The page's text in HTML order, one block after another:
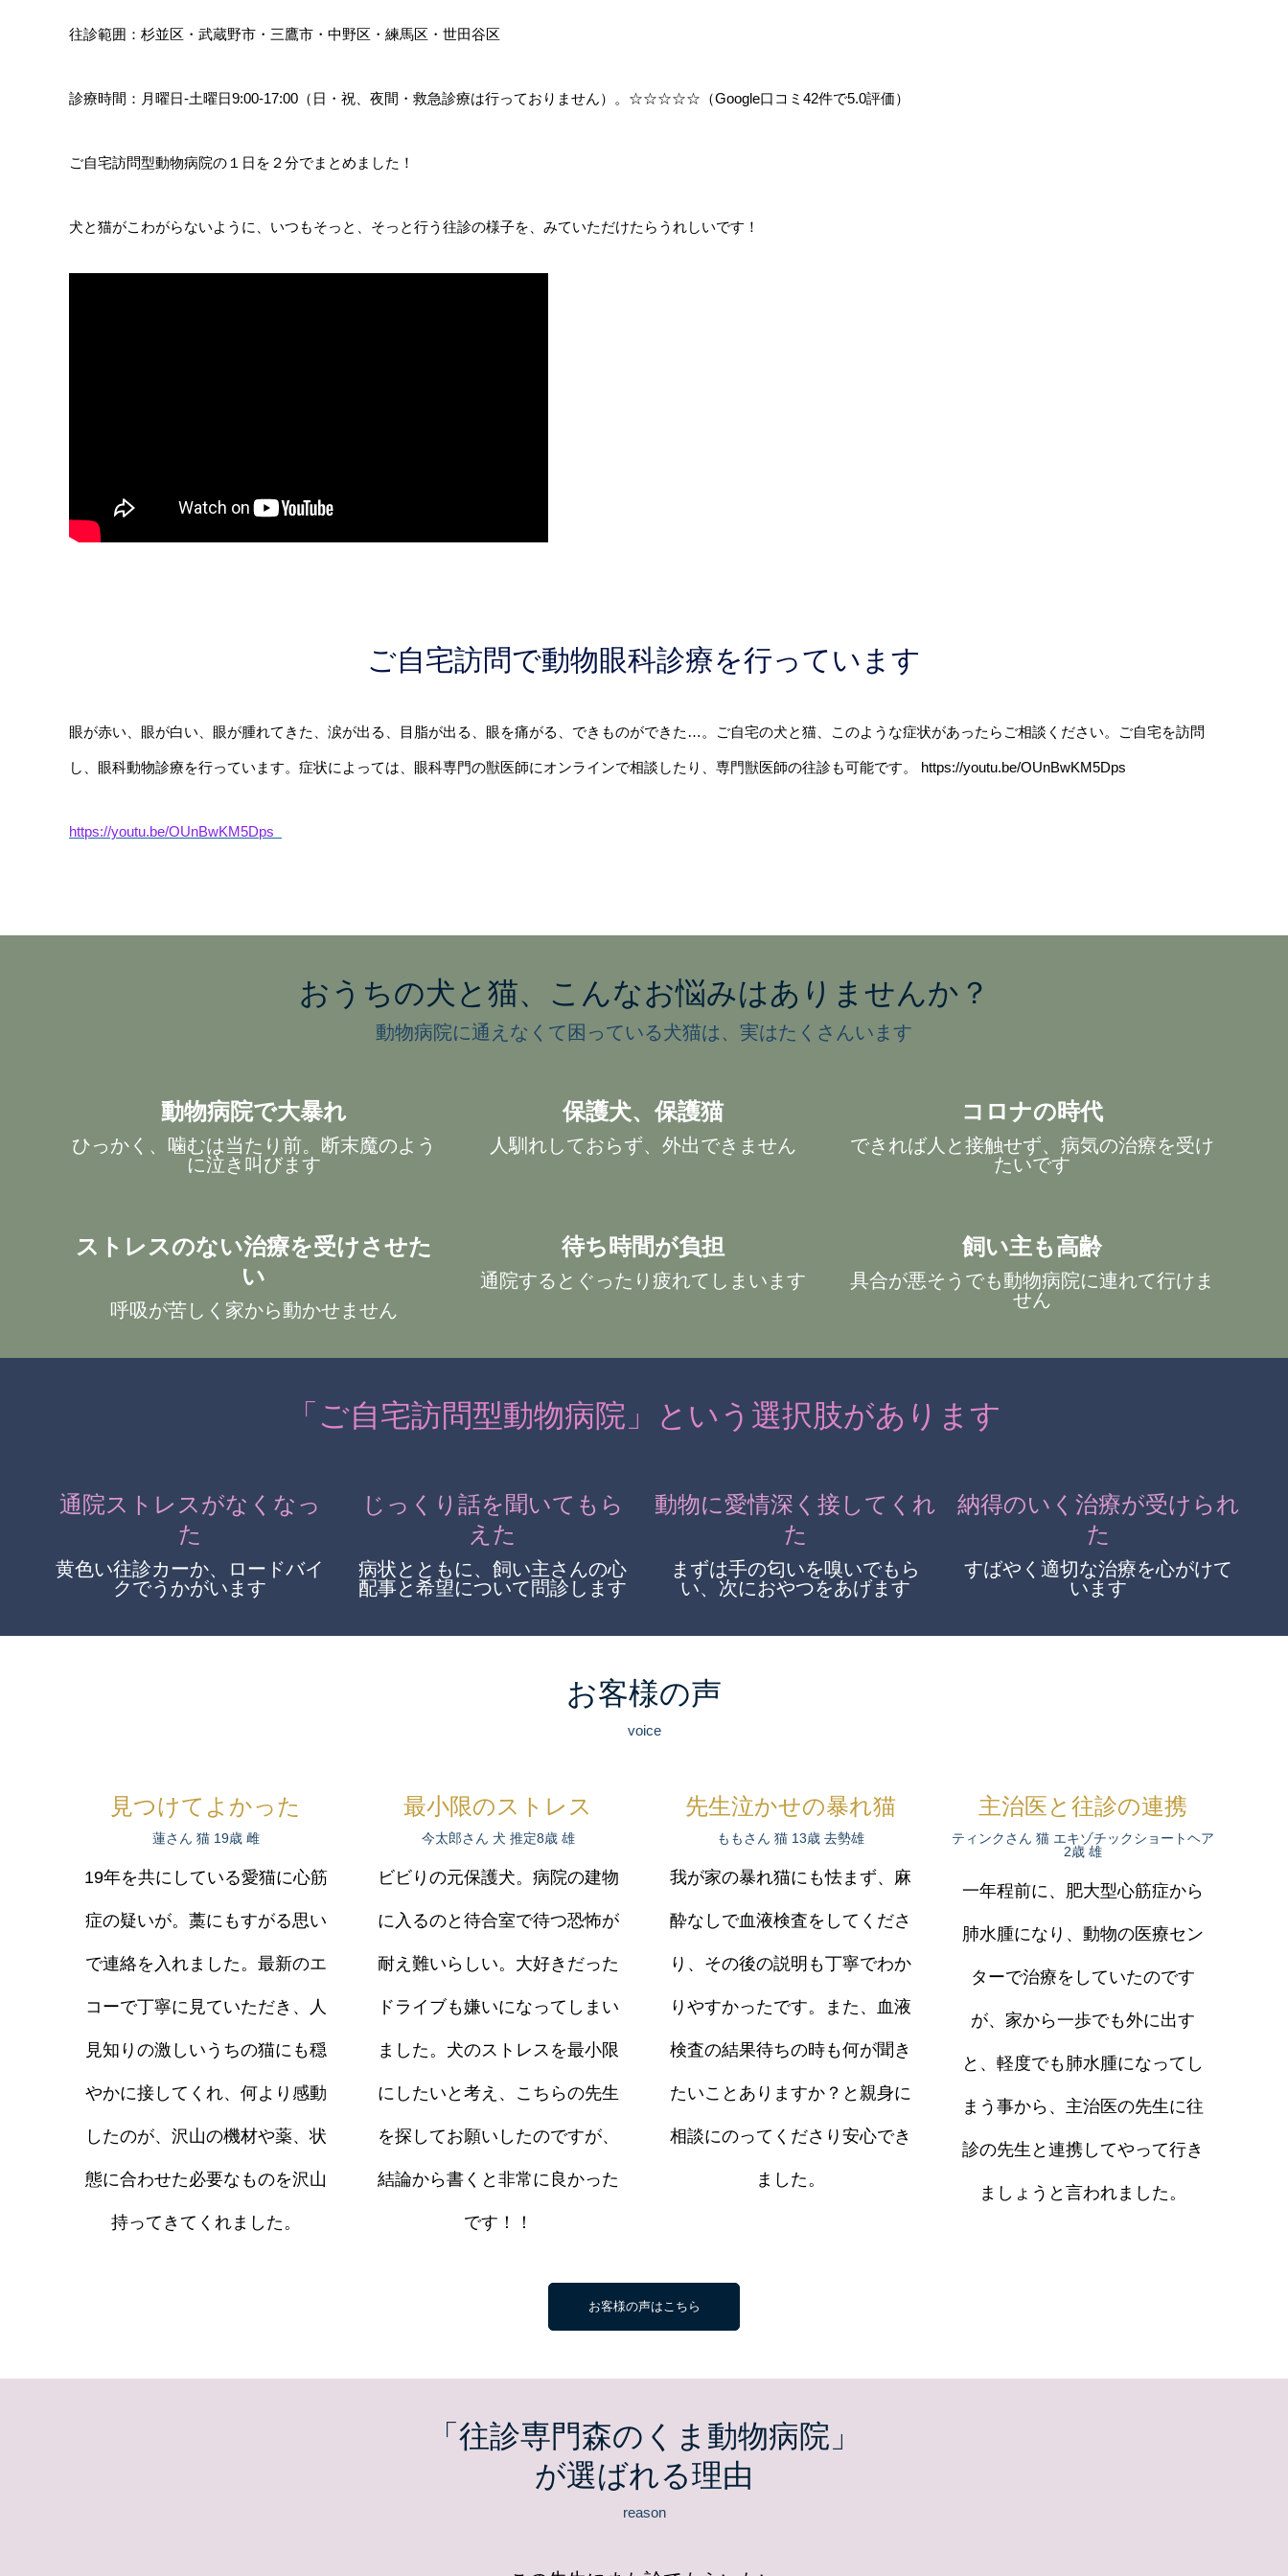
往診範囲：杉並区・武蔵野市・三鷹市・中野区・練馬区・世田谷区
診療時間：月曜日-土曜日9:00-17:00（日・祝、夜間・救急診療は行っておりません）。☆☆☆☆☆（Google口コミ42件で5.0評価）
ご自宅訪問型動物病院の１日を２分でまとめました！
犬と猫がこわがらないように、いつもそっと、そっと行う往診の様子を、みていただけたらうれしいです！
ご自宅訪問で動物眼科診療を行っています
眼が赤い、眼が白い、眼が腫れてきた、涙が出る、目脂が出る、眼を痛がる、できものができた…。ご自宅の犬と猫、このような症状があったらご相談ください。ご自宅を訪問
し、眼科動物診療を行っています。症状によっては、眼科専門の獣医師にオンラインで相談したり、専門獣医師の往診も可能です。 https://youtu.be/OUnBwKM5Dps
https://youtu.be/OUnBwKM5Dps
おうちの犬と猫、こんなお悩みはありませんか？
動物病院に通えなくて困っている犬猫は、実はたくさんいます
動物病院で大暴れ
ひっかく、噛むは当たり前。断末魔のよう
に泣き叫びます
保護犬、保護猫
人馴れしておらず、外出できません
コロナの時代
できれば人と接触せず、病気の治療を受け
たいです
ストレスのない治療を受けさせた
い
呼吸が苦しく家から動かせません
待ち時間が負担
通院するとぐったり疲れてしまいます
飼い主も高齢
具合が悪そうでも動物病院に連れて行けま
せん
「ご自宅訪問型動物病院」という選択肢があります
通院ストレスがなくなっ
た
黄色い往診カーか、ロードバイ
クでうかがいます
じっくり話を聞いてもら
えた
病状とともに、飼い主さんの心
配事と希望について問診します
動物に愛情深く接してくれ
た
まずは手の匂いを嗅いでもら
い、次におやつをあげます
納得のいく治療が受けられ
た
すばやく適切な治療を心がけて
います
お客様の声
voice
見つけてよかった
蓮さん 猫 19歳 雌
19年を共にしている愛猫に心筋
症の疑いが。藁にもすがる思い
で連絡を入れました。最新のエ
コーで丁寧に見ていただき、人
見知りの激しいうちの猫にも穏
やかに接してくれ、何より感動
したのが、沢山の機材や薬、状
態に合わせた必要なものを沢山
持ってきてくれました。
最小限のストレス
今太郎さん 犬 推定8歳 雄
ビビりの元保護犬。病院の建物
に入るのと待合室で待つ恐怖が
耐え難いらしい。大好きだった
ドライブも嫌いになってしまい
ました。犬のストレスを最小限
にしたいと考え、こちらの先生
を探してお願いしたのですが、
結論から書くと非常に良かった
です！！
先生泣かせの暴れ猫
ももさん 猫 13歳 去勢雄
我が家の暴れ猫にも怯まず、麻
酔なしで血液検査をしてくださ
り、その後の説明も丁寧でわか
りやすかったです。また、血液
検査の結果待ちの時も何が聞き
たいことありますか？と親身に
相談にのってくださり安心でき
ました。
主治医と往診の連携
ティンクさん 猫 エキゾチックショートヘア
2歳 雄
一年程前に、肥大型心筋症から
肺水腫になり、動物の医療セン
ターで治療をしていたのです
が、家から一歩でも外に出す
と、軽度でも肺水腫になってし
まう事から、主治医の先生に往
診の先生と連携してやって行き
ましょうと言われました。
お客様の声はこちら
「往診専門森のくま動物病院」
が選ばれる理由
reason
杉並区の往診専門森のくま動物病院
お客様の声
お問い合わせ
TEL: 090-3911-0203